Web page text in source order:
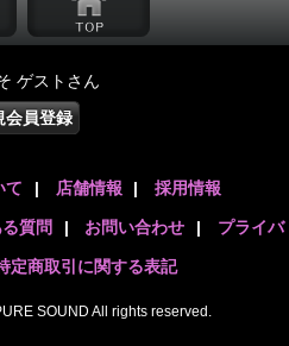
ゲストさん
会員登録
て | 店舗情報 | 採用情報
質問 | お問い合わせ | プライバ
定商取引に関する表記
SOUND All rights reserved.